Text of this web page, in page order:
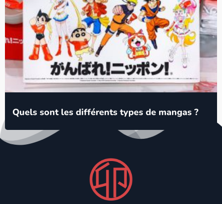
Quels sont les différents types de mangas ?